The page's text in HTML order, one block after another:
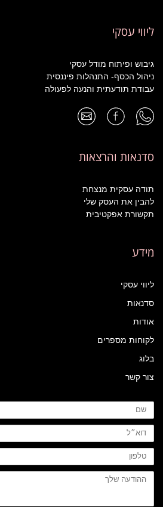
ליווי עסקי
גיבוש ופיתוח מודל עסקי
ניהול הכסף- התנהלות פיננסית
עבודת תודעתית והנעה לפעולה
סדנאות והרצאות
תודה עסקית מנצחת
להבין את העסק שלי
תקשורת אפקטיבית
מידע
ליווי עסקי
סדנאות
אודות
לקוחות מספרים
בלוג
צור קשר
שם
דוא״ל
טלפון
ההודעה
שלך